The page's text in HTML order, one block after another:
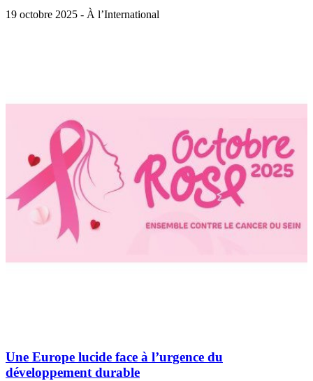
19 octobre 2025 - À l’International
Une Europe lucide face à l’urgence du
développement durable